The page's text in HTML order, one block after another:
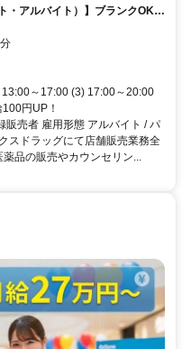
・アルバイト）】ブランクOK！
～17:00 (3) 17:00～20:00
円UP！
販売者 雇用形態 アルバイト / パ
ドラッグにて店舗販売業務全
品の販売やカウンセリン...